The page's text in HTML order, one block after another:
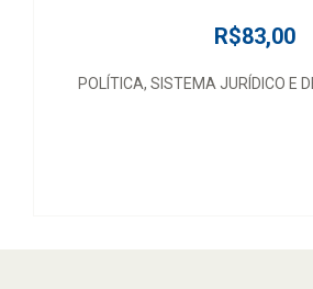
R$83,00
POLÍTICA, SISTEMA JURÍDICO E